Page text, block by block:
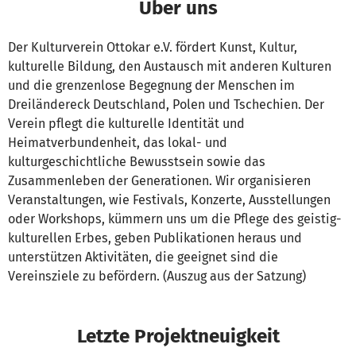
Über uns
Der Kulturverein Ottokar e.V. fördert Kunst, Kultur,
kulturelle Bildung, den Austausch mit anderen Kulturen
und die grenzenlose Begegnung der Menschen im
Dreiländereck Deutschland, Polen und Tschechien. Der
Verein pflegt die kulturelle Identität und
Heimatverbundenheit, das lokal- und
kulturgeschichtliche Bewusstsein sowie das
Zusammenleben der Generationen. Wir organisieren
Veranstaltungen, wie Festivals, Konzerte, Ausstellungen
oder Workshops, kümmern uns um die Pflege des geistig-
kulturellen Erbes, geben Publikationen heraus und
unterstützen Aktivitäten, die geeignet sind die
Vereinsziele zu befördern. (Auszug aus der Satzung)
Letzte Projektneuigkeit